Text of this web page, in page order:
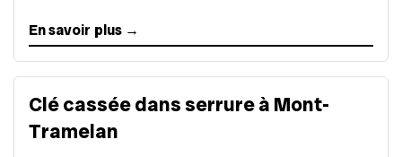
En savoir plus →
Clé cassée dans serrure à Mont-
Tramelan